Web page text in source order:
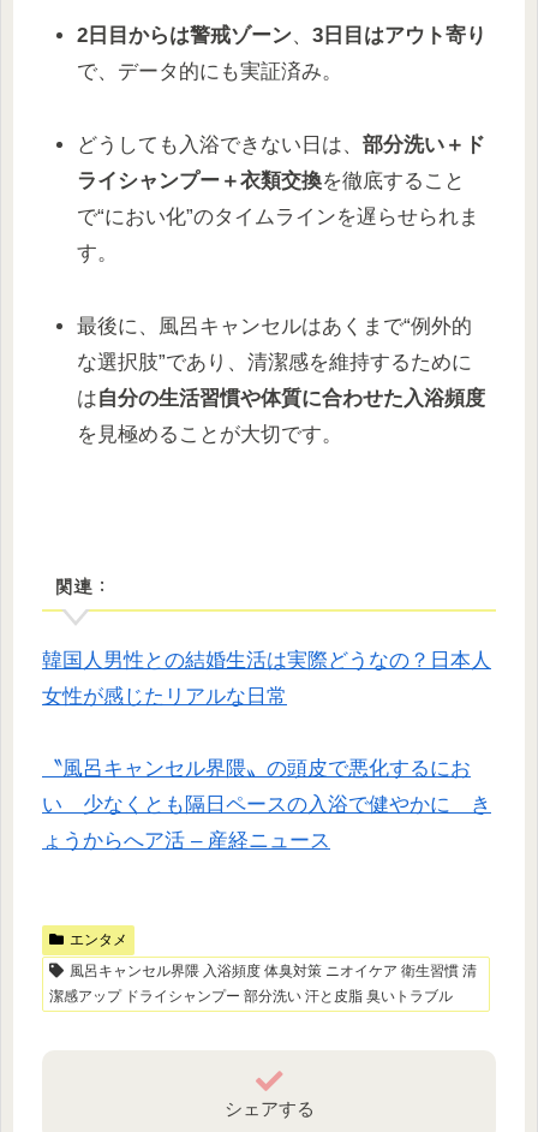
2日目からは警戒ゾーン、3日目はアウト寄り
で、データ的にも実証済み。
どうしても入浴できない日は、部分洗い＋ド
ライシャンプー＋衣類交換を徹底すること
で“におい化”のタイムラインを遅らせられま
す。
最後に、風呂キャンセルはあくまで“例外的
な選択肢”であり、清潔感を維持するために
は自分の生活習慣や体質に合わせた入浴頻度
を見極めることが大切です。
関連：
韓国人男性との結婚生活は実際どうなの？日本人
女性が感じたリアルな日常
〝風呂キャンセル界隈〟の頭皮で悪化するにお
い 少なくとも隔日ペースの入浴で健やかに き
ょうからへア活 – 産経ニュース
エンタメ
風呂キャンセル界隈 入浴頻度 体臭対策 ニオイケア 衛生習慣 清
潔感アップ ドライシャンプー 部分洗い 汗と皮脂 臭いトラブル
シェアする